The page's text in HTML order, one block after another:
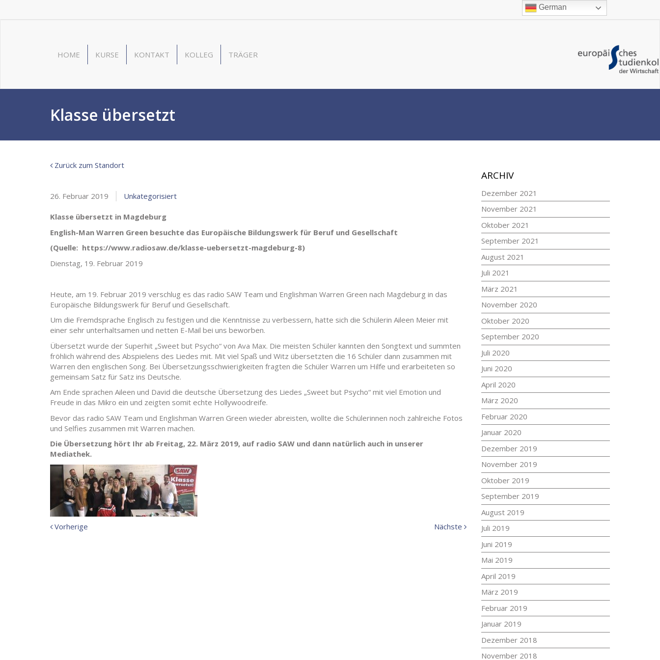
HOME KURSE KONTAKT KOLLEG TRÄGER
Klasse übersetzt
Zurück zum Standort
26. Februar 2019 Unkategorisiert
Klasse übersetzt in Magdeburg
English-Man Warren Green besuchte das Europäische Bildungswerk für Beruf und Gesellschaft
(Quelle: https://www.radiosaw.de/klasse-uebersetzt-magdeburg-8)
Dienstag, 19. Februar 2019
Heute, am 19. Februar 2019 verschlug es das radio SAW Team und Englishman Warren Green nach Magdeburg in das
Europäische Bildungswerk für Beruf und Gesellschaft.
Um die Fremdsprache Englisch zu festigen und die Kenntnisse zu verbessern, hatte sich die Schülerin Aileen Meier mit
einer sehr unterhaltsamen und netten E-Mail bei uns beworben.
Übersetzt wurde der Superhit „Sweet but Psycho“ von Ava Max. Die meisten Schüler kannten den Songtext und summten
fröhlich während des Abspielens des Liedes mit. Mit viel Spaß und Witz übersetzten die 16 Schüler dann zusammen mit
Warren den englischen Song. Bei Übersetzungsschwierigkeiten fragten die Schüler Warren um Hilfe und erarbeiteten so
gemeinsam Satz für Satz ins Deutsche.
Am Ende sprachen Aileen und David die deutsche Übersetzung des Liedes „Sweet but Psycho“ mit viel Emotion und
Freude in das Mikro ein und zeigten somit echte Hollywoodreife.
Bevor das radio SAW Team und Englishman Warren Green wieder abreisten, wollte die Schülerinnen noch zahlreiche Fotos
und Selfies zusammen mit Warren machen.
Die Übersetzung hört Ihr ab Freitag, 22. März 2019, auf radio SAW und dann natürlich auch in unserer
Mediathek.
Vorherige Nächste Nächste
Meldung:
ARCHIV
Dezember 2021
November 2021
Oktober 2021
September 2021
August 2021
Juli 2021
März 2021
November 2020
Oktober 2020
September 2020
Juli 2020
Juni 2020
April 2020
März 2020
Februar 2020
Januar 2020
Dezember 2019
November 2019
Oktober 2019
September 2019
August 2019
Juli 2019
Juni 2019
Mai 2019
April 2019
März 2019
Februar 2019
Januar 2019
Dezember 2018
November 2018
German